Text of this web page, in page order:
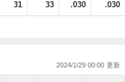
31 33 .030 .030
2024/1/29 00:00